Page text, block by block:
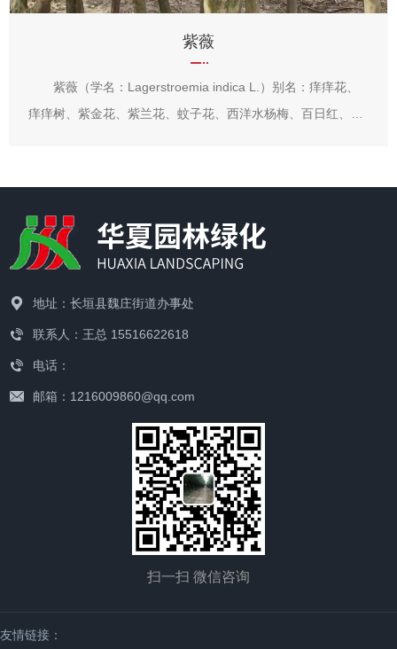
鸢尾
鸢尾（学名：Iris tectorum Maxim. ）又名：蓝蝴蝶、紫
蝴蝶、扁竹花等，属天门冬目，鸢尾科多年生草本，根状茎粗
南部。可供观赏，花香气淡雅，可以调制香水，其根状茎可作
中药，全年可采，具有消炎作用。
地址：长垣县魏庄街道办事处
联系人：王总 15516622618
电话：
邮箱：1216009860@qq.com
扫一扫 微信咨询
友情链接：